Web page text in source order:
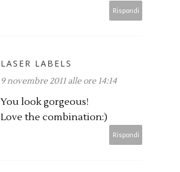
Rispondi
LASER LABELS
9 novembre 2011 alle ore 14:14
You look gorgeous!
Love the combination:)
Rispondi